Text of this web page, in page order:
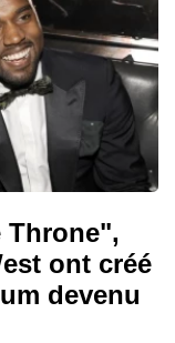
Throne",
ont créé
devenu